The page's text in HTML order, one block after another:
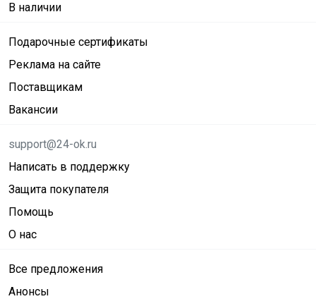
В наличии
Подарочные сертификаты
Реклама на сайте
Поставщикам
Вакансии
support@24-ok.ru
Написать в поддержку
Защита покупателя
Помощь
О нас
Все предложения
Анонсы